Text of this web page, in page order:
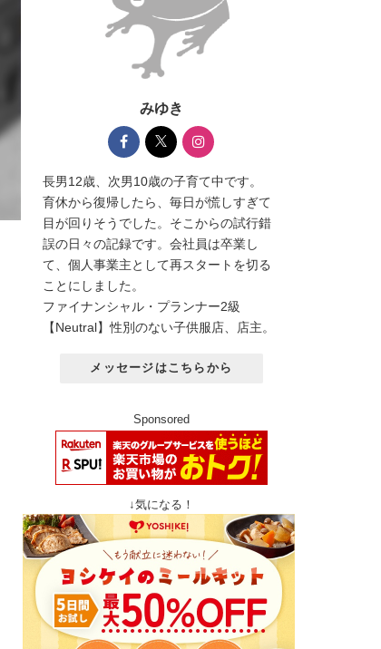
みゆき
長男12歳、次男10歳の子育て中です。
育休から復帰したら、毎日が慌しすぎて
目が回りそうでした。そこからの試行錯
誤の日々の記録です。会社員は卒業し
て、個人事業主として再スタートを切る
ことにしました。
ファイナンシャル・プランナー2級
【Neutral】性別のない子供服店、店主。
メッセージはこちらから
Sponsored
↓気になる！